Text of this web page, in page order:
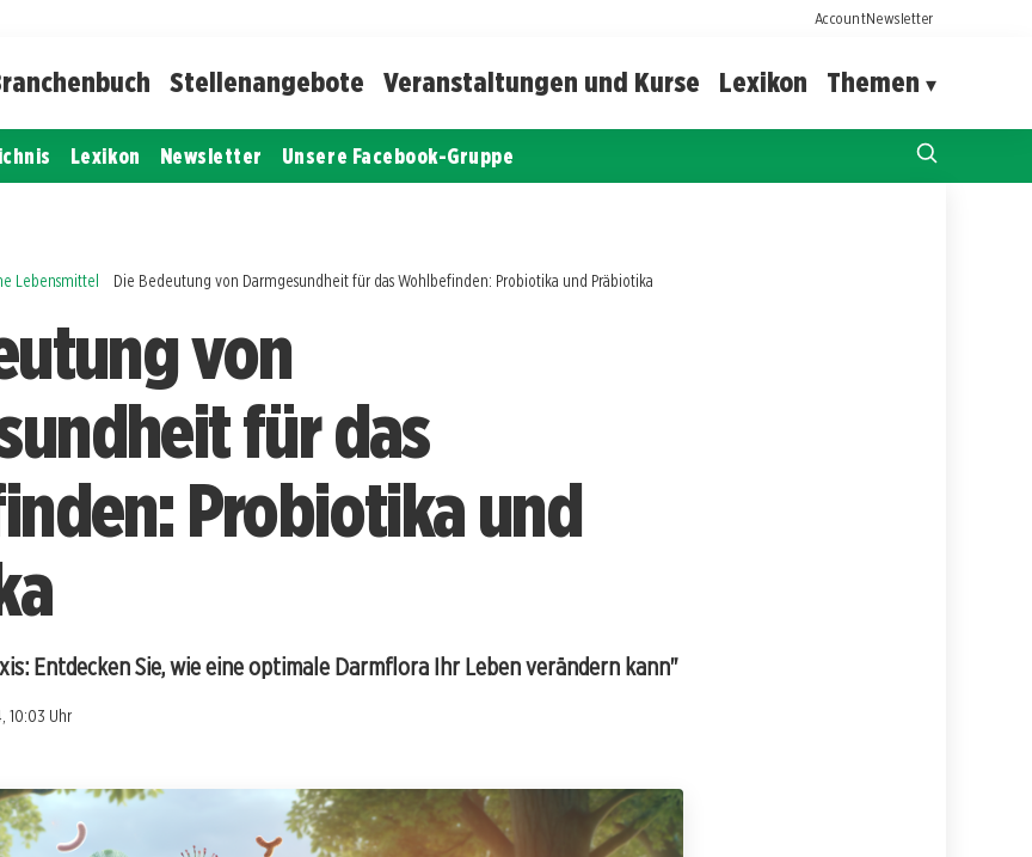
AccountNewsletter
Stellenangebote Veranstaltungen und Kurse Lexikon Themen
Lexikon Newsletter Unsere Facebook-Gruppe
Lebensmittel Die Bedeutung von Darmgesundheit für das Wohlbefinden: Probiotika und Präbiotika
von
für das
Probiotika und
Entdecken Sie, wie eine optimale Darmflora Ihr Leben verändern kann"
10:03 Uhr